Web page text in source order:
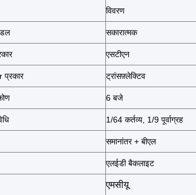
विवरण
सकारात्मक
एसटीएन
प्रकार ट्रांसफ़्लेक्टिव
6 बजे
1/64 कर्तव्य, 1/9 पूर्वाग्रह
समानांतर + बीएल
एलईडी बैकलाइट
एमसीयू